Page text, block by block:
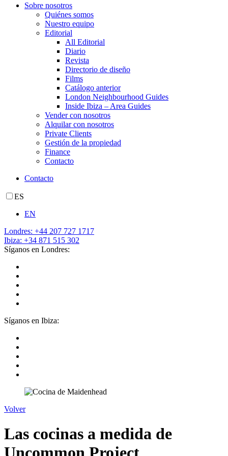
Sobre nosotros
Quiénes somos
Nuestro equipo
Editorial
All Editorial
Diario
Revista
Directorio de diseño
Films
Catálogo anterior
London Neighbourhood Guides
Inside Ibiza – Area Guides
Vender con nosotros
Alquilar con nosotros
Private Clients
Gestión de la propiedad
Finance
Contacto
Contacto
ES
EN
Londres: +44 207 727 1717
Ibiza: +34 871 515 302
Síganos en Londres:
Síganos en Ibiza:
Volver
Las cocinas a medida de